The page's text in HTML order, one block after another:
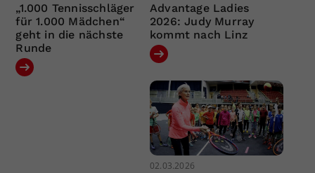
„1.000 Tennisschläger
für 1.000 Mädchen“
geht in die nächste
Runde
Advantage Ladies
2026: Judy Murray
kommt nach Linz
02.03.2026